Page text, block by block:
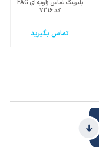
بلبرینگ تماس زاویه ای FAG
کد 7216
تماس بگیرید